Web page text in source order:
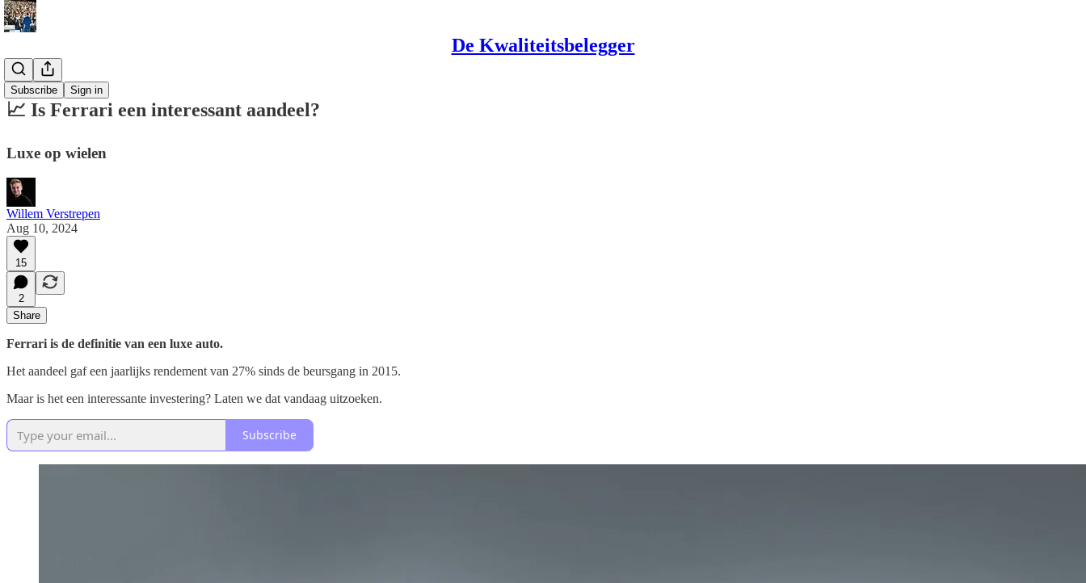
De Kwaliteitsbelegger
Subscribe Sign in
Analyses
📈 Is Ferrari een interessant aandeel?
Luxe op wielen
Willem Verstrepen
Aug 10, 2024
15
2
Share
Ferrari is de definitie van een luxe auto.
Het aandeel gaf een jaarlijks rendement van 27% sinds de beursgang in 2015.
Maar is het een interessante investering? Laten we dat vandaag uitzoeken.
Subscribe